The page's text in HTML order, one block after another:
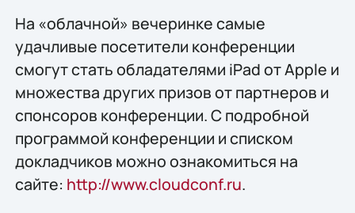
На «облачной» вечеринке самые
удачливые посетители конференции
смогут стать обладателями iPad от Apple и
множества других призов от партнеров и
спонсоров конференции. С подробной
программой конференции и списком
докладчиков можно ознакомиться на
сайте: http://www.cloudconf.ru.